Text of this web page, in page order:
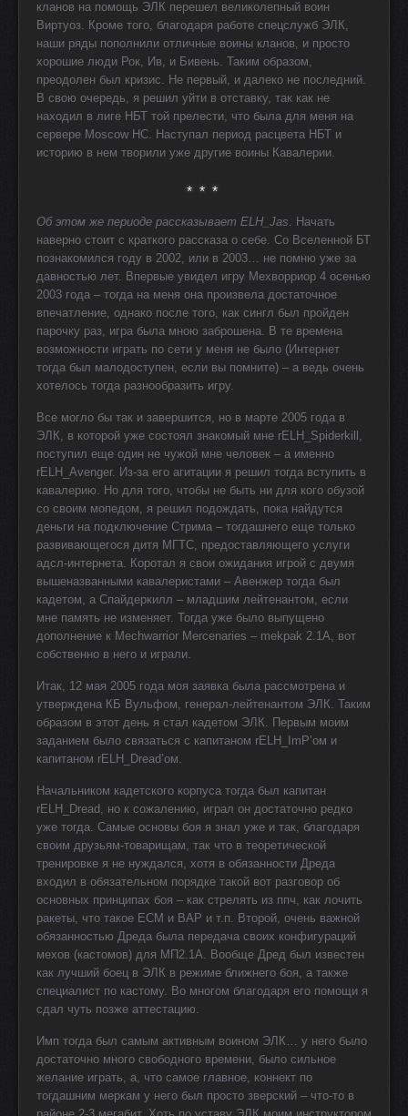
кланов на помощь ЭЛК перешел великолепный воин
Виртуоз. Кроме того, благодаря работе спецслужб ЭЛК,
наши ряды пополнили отличные воины кланов, и просто
хорошие люди Рок, Ив, и Бивень. Таким образом,
преодолен был кризис. Не первый, и далеко не последний.
В свою очередь, я решил уйти в отставку, так как не
находил в лиге НБТ той прелести, что была для меня на
сервере Moscow HC. Наступал период расцвета НБТ и
историю в нем творили уже другие воины Кавалерии.
* * *
Об этом же периоде рассказывает ELH_Jas. Начать
наверно стоит с краткого рассказа о себе. Со Вселенной БТ
познакомился году в 2002, или в 2003… не помню уже за
давностью лет. Впервые увидел игру Мехворриор 4 осенью
2003 года – тогда на меня она произвела достаточное
впечатление, однако после того, как сингл был пройден
парочку раз, игра была мною заброшена. В те времена
возможности играть по сети у меня не было (Интернет
тогда был малодоступен, если вы помните) – а ведь очень
хотелось тогда разнообразить игру.
Все могло бы так и завершится, но в марте 2005 года в
ЭЛК, в которой уже состоял знакомый мне rELH_Spiderkill,
поступил еще один не чужой мне человек – а именно
rELH_Avenger. Из-за его агитации я решил тогда вступить в
кавалерию. Но для того, чтобы не быть ни для кого обузой
со своим мопедом, я решил подождать, пока найдутся
деньги на подключение Стрима – тогдашнего еще только
развивающегося дитя МГТС, предоставляющего услуги
адсл-интернета. Коротал я свои ожидания игрой с двумя
вышеназванными кавалеристами – Авенжер тогда был
кадетом, а Спайдеркилл – младшим лейтенантом, если
мне память не изменяет. Тогда уже было выпущено
дополнение к Mechwarrior Mercenaries – mekpak 2.1A, вот
собственно в него и играли.
Итак, 12 мая 2005 года моя заявка была рассмотрена и
утверждена КБ Вульфом, генерал-лейтенантом ЭЛК. Таким
образом в этот день я стал кадетом ЭЛК. Первым моим
заданием было связаться с капитаном rELH_ImP’ом и
капитаном rELH_Dread’ом.
Начальником кадетского корпуса тогда был капитан
rELH_Dread, но к сожалению, играл он достаточно редко
уже тогда. Самые основы боя я знал уже и так, благодаря
своим друзьям-товарищам, так что в теоретической
тренировке я не нуждался, хотя в обязанности Дреда
входил в обязательном порядке такой вот разговор об
основных принципах боя – как стрелять из ппч, как лочить
ракеты, что такое ЕСМ и ВАР и т.п. Второй, очень важной
обязанностью Дреда была передача своих конфигураций
мехов (кастомов) для МП2.1А. Вообще Дред был известен
как лучший боец в ЭЛК в режиме ближнего боя, а также
специалист по кастому. Во многом благодаря его помощи я
сдал чуть позже аттестацию.
Имп тогда был самым активным воином ЭЛК… у него было
достаточно много свободного времени, было сильное
желание играть, а, что самое главное, коннект по
тогдашним меркам у него был просто зверский – что-то в